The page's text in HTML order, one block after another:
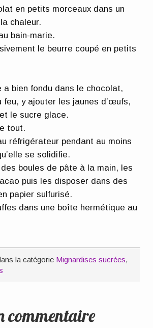
en petits morceaux dans un
chaleur.
bain-marie.
le beurre coupé en petits
a bien fondu dans le chocolat,
feu, y ajouter les jaunes d’œufs,
le sucre glace.
tout.
réfrigérateur pendant au moins
se solidifie.
boules de pâte à la main, les
puis les disposer dans des
papier sulfurisé.
dans une boîte hermétique au
la catégorie Mignardises sucrées,
commentaire